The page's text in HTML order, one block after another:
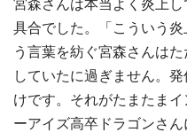
宮森さんは本当よく炎上
具合でした。「こういう
う言葉を紡ぐ宮森さんは
していたに過ぎません。
けです。それがたまたま
ーアイズ高卒ドラゴンさ